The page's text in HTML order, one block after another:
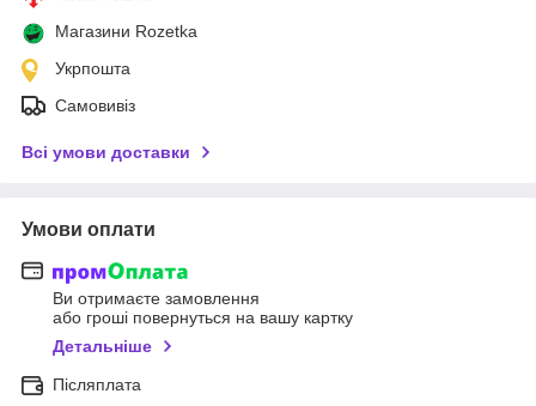
Магазини Rozetka
Укрпошта
Самовивіз
Всі умови доставки
Умови оплати
Ви отримаєте замовлення
або гроші повернуться на вашу картку
Детальніше
Післяплата